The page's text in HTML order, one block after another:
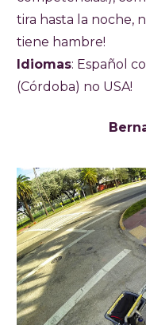
tira hasta la noche,
tiene hambre!
Idiomas: Español
(Córdoba) no USA!